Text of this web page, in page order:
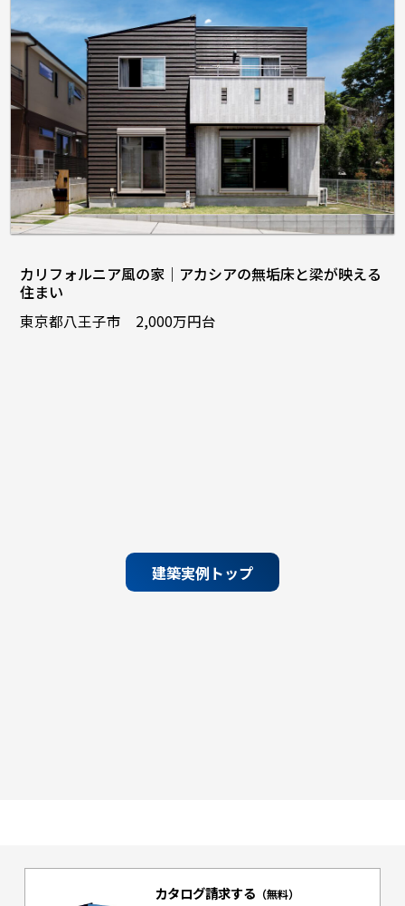
カリフォルニア風の家｜アカシアの無垢床と梁が映える
住まい
東京都八王子市 2,000万円台
建築実例トップ
カタログ請求する （無料）